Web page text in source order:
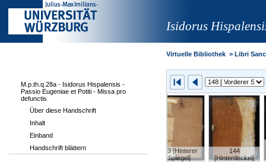
Isidorus
143 [Hinterer
Spiegel]
144
[Hinterdeckel]
M.p.th.q.28a - Isidorus Hispalensis -
Passio Eugeniae et Potiti - Missa pro
defunctis
Über diese Handschrift
Inhalt
Einband
Handschrift blättern
Virtuelle Bibliothek > Libri